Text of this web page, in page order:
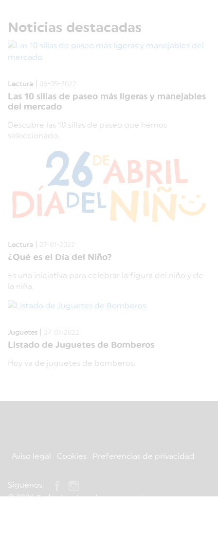
Noticias destacadas
Lectura 06-05-2022
Las 10 sillas de paseo más ligeras y manejables
del mercado
Descubre las 10 sillas de paseo que hemos
seleccionado.
Lectura 27-01-2022
¿Qué es el Día del Niño?
Es una iniciativa para celebrar la figura del niño y de
la niña.
Juguetes 27-01-2022
Listado de Juguetes de Bomberos
Hoy va de juguetes de bomberos.
Aviso legal Cookies Preferencias de privacidad
Síguenos:
© 2026 Todos los derechos reservados.